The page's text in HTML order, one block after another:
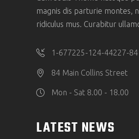
magnis dis parturie montes,
ridiculus mus. Curabitur
1-677225-124-44227-84
84 Main Collins Street
Mon - Sat 8.00 - 18.00
LATEST NEWS